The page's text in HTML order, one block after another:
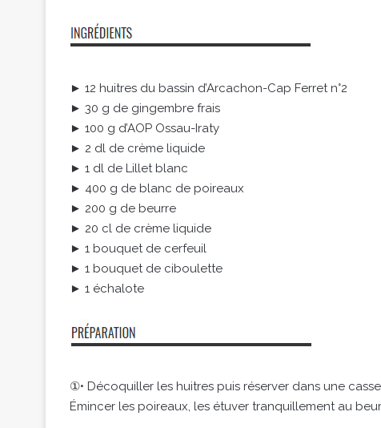
► 12 huitres du bassin d’Arcachon-Cap Ferret n°2
► 30 g de gingembre frais
► 100 g d’AOP Ossau-Iraty
► 2 dl de crème liquide
► 1 dl de Lillet blanc
► 400 g de blanc de poireaux
► 200 g de beurre
► 20 cl de crème liquide
► 1 bouquet de cerfeuil
► 1 bouquet de ciboulette
► 1 échalote
①• Décoquiller les huitres puis réserver dans une
Émincer les poireaux, les étuver tranquillement au